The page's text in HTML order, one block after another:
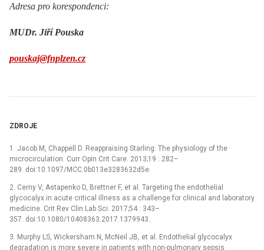
Adresa pro korespondenci:
MUDr. Jiří Pouska
pouskaj@fnplzen.cz
ZDROJE
1. Jacob M, Chappell D. Reappraising Starling: The physiology of the
microcirculation. Curr Opin Crit Care. 2013;19 : 282–
289. doi:10.1097/MCC.0b013e3283632d5e.
2. Cerny V, Astapenko D, Brettner F, et al. Targeting the endothelial
glycocalyx in acute critical illness as a challenge for clinical and laboratory
medicine. Crit Rev Clin Lab Sci. 2017;54 : 343–
357. doi:10.1080/10408363.2017.1379943.
3. Murphy LS, Wickersham N, McNeil JB, et al. Endothelial glycocalyx
degradation is more severe in patients with non-pulmonary sepsis